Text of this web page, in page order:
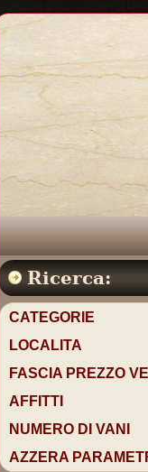
Ricerca:
CATEGORIE
LOCALITA
FASCIA PREZZO
AFFITTI
NUMERO DI VANI
AZZERA